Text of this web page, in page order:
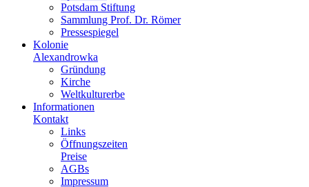
Potsdam Stiftung
Sammlung Prof. Dr. Römer
Pressespiegel
Kolonie
Alexandrowka
Gründung
Kirche
Weltkulturerbe
Informationen
Kontakt
Links
Öffnungszeiten
Preise
AGBs
Impressum